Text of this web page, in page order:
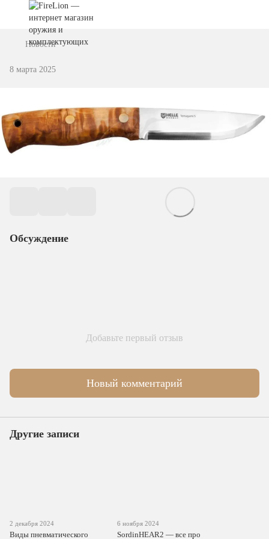
Новости
8 марта 2025
Обсуждение
Добавьте первый отзыв
Новый комментарий
Другие записи
2 декабря 2024
Виды пневматического
6 ноября 2024
SordinHEAR2 — все про